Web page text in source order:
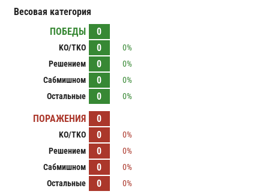
Весовая категория
ПОБЕДЫ
0
KO/TKO 0
0%
Решением
0
0%
Сабмишном
0
0%
Остальные
0 0%
ПОРАЖЕНИЯ 0
KO/TKO 0
0%
Решением
0
0%
Сабмишном
0
0%
Остальные
0 0%